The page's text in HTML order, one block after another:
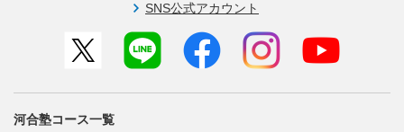
SNS公式アカウント
河合塾コース一覧